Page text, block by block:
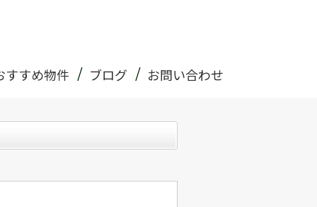
すすめ物件 ブログ お問い合わせ